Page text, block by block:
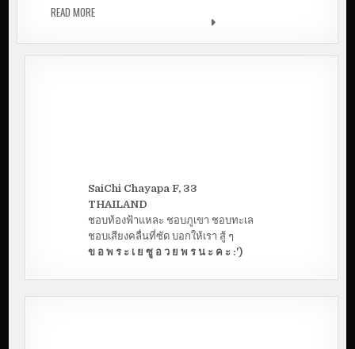
READ MOREความสุขของ CEO ตื่นมามีลมหายใจ คือ โครตดี |
SaiChi Chayapa F, 33
THAILAND
ชอบท้องฟ้าแหละ ชอบภูเขา ชอบทะเล
ชอบเสียงคลื่นที่ซัด บอกให้เรา สู้ ๆ
ข อ พ ร ะ เ ย ซู อ ว ย พ ร น ะ ค ะ :')